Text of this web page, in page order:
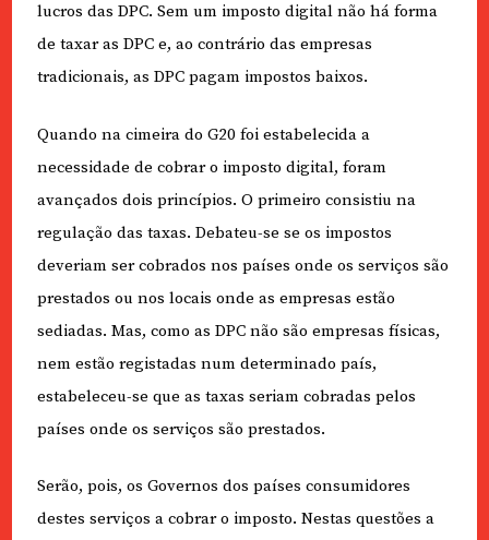
lucros das DPC. Sem um imposto digital não há forma
de taxar as DPC e, ao contrário das empresas
tradicionais, as DPC pagam impostos baixos.
Quando na cimeira do G20 foi estabelecida a
necessidade de cobrar o imposto digital, foram
avançados dois princípios. O primeiro consistiu na
regulação das taxas. Debateu-se se os impostos
deveriam ser cobrados nos países onde os serviços são
prestados ou nos locais onde as empresas estão
sediadas. Mas, como as DPC não são empresas físicas,
nem estão registadas num determinado país,
estabeleceu-se que as taxas seriam cobradas pelos
países onde os serviços são prestados.
Serão, pois, os Governos dos países consumidores
destes serviços a cobrar o imposto. Nestas questões a